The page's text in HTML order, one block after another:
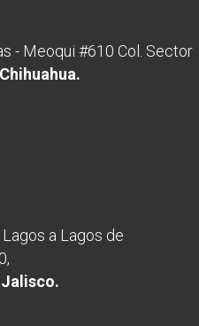
- Meoqui #610 Col. Sector
a Lagos de
Jalisco.